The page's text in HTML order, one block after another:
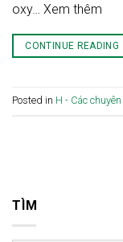
oxy… Xem thêm
CONTINUE READING
Posted in H - Các
TÌM